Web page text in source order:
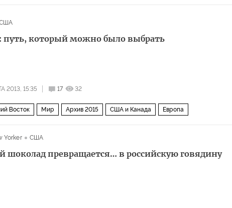
путь, который можно было выбрать
2013, 15:35 17 32
Восток Мир Архив 2015 США и Канада Европа
Yorker США
шоколад превращается… в российскую говядину